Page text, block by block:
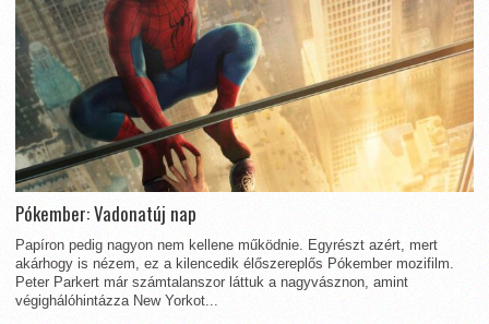
Pókember: Vadonatúj nap
Papíron pedig nagyon nem kellene működnie. Egyrészt azért, mert
akárhogy is nézem, ez a kilencedik élőszereplős Pókember mozifilm.
Peter Parkert már számtalanszor láttuk a nagyvásznon, amint
végighálóhintázza New Yorkot...